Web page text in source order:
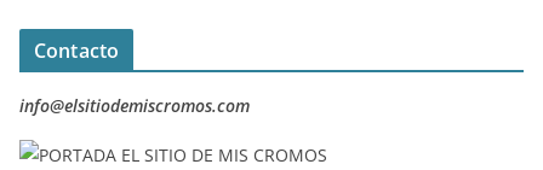
Contacto
info@elsitiodemiscromos.com